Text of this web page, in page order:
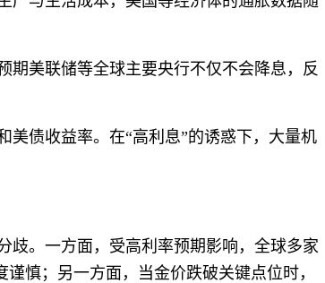
期美联储等全球主要央行不仅不会降息，反
美债收益率。在“高利息”的诱惑下，大量机
歧。一方面，受高利率预期影响，全球多家
慎；另一方面，当金价跌破关键点位时，